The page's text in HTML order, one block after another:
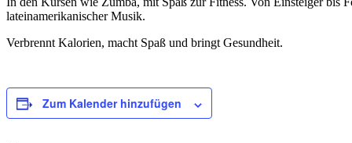
lateinamerikanischer Musik.
Verbrennt Kalorien, macht Spaß und bringt Gesundheit.
Zum Kalender hinzufügen